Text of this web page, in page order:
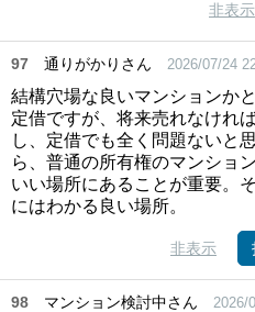
非表示
97 通りがかりさん 2026/07/24
結構穴場な良いマンションか
定借ですが、将来売れなけれ
し、定借でも全く問題ないと
ら、普通の所有権のマンショ
いい場所にあることが重要。
にはわかる良い場所。
非表示
98 マンション検討中さん 2026/